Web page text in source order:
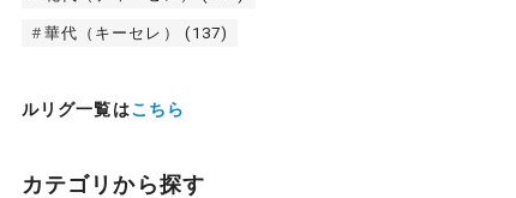
華代（キーセレ） (137)
ルリグ一覧はこちら
カテゴリから探す